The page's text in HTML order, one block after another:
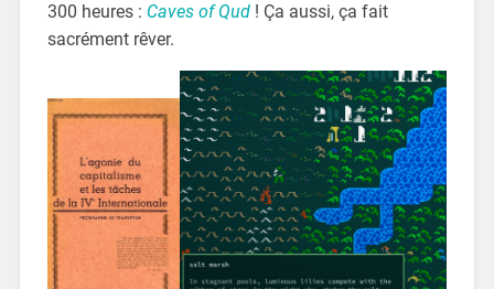
300 heures : Caves of Qud! Ça aussi, ça fait
sacrément rêver.